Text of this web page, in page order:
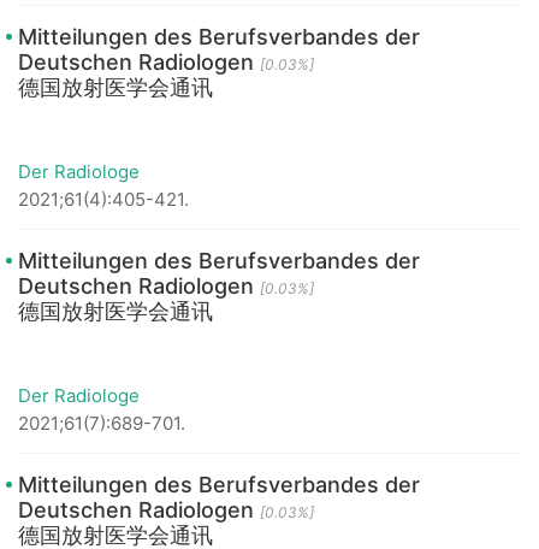
Mitteilungen des Berufsverbandes der
Deutschen Radiologen [0.03%]
德国放射医学会通讯
Der Radiologe
2021;61(4):405-421.
Mitteilungen des Berufsverbandes der
Deutschen Radiologen [0.03%]
德国放射医学会通讯
Der Radiologe
2021;61(7):689-701.
Mitteilungen des Berufsverbandes der
Deutschen Radiologen [0.03%]
德国放射医学会通讯